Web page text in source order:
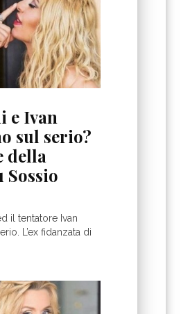
e Ivan
sul serio?
della
Sossio
il tentatore Ivan
L’ex fidanzata di